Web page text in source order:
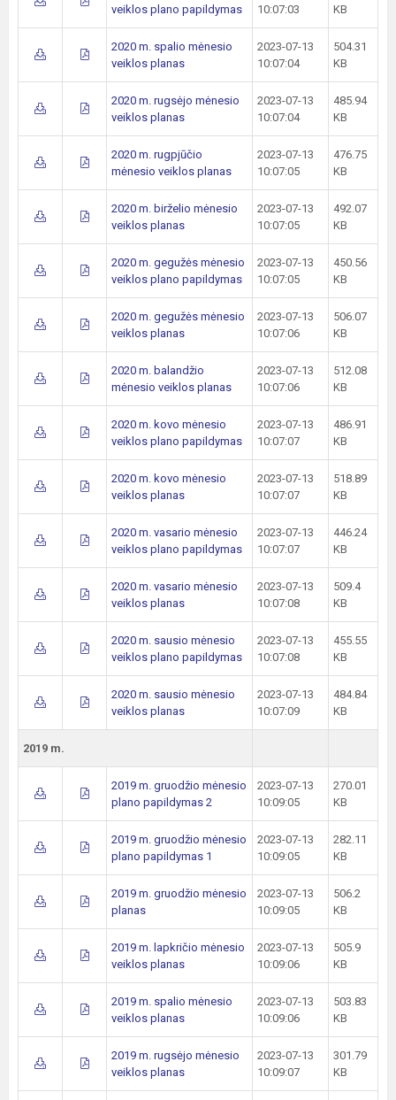
veiklos plano papildymas
10:07:03
KB
2020 m. spalio mėnesio
veiklos planas
2023-07-13
10:07:04
504.31
KB
2020 m. rugsėjo mėnesio
veiklos planas
2023-07-13
10:07:04
485.94
KB
2020 m. rugpjūčio
mėnesio veiklos planas
2023-07-13
10:07:05
476.75
KB
2020 m. birželio mėnesio
veiklos planas
2023-07-13
10:07:05
492.07
KB
2020 m. gegužės mėnesio
veiklos plano papildymas
2023-07-13
10:07:05
450.56
KB
2020 m. gegužės mėnesio
veiklos planas
2023-07-13
10:07:06
506.07
KB
2020 m. balandžio
mėnesio veiklos planas
2023-07-13
10:07:06
512.08
KB
2020 m. kovo mėnesio
veiklos plano papildymas
2023-07-13
10:07:07
486.91
KB
2020 m. kovo mėnesio
veiklos planas
2023-07-13
10:07:07
518.89
KB
2020 m. vasario mėnesio
veiklos plano papildymas
2023-07-13
10:07:07
446.24
KB
2020 m. vasario mėnesio
veiklos planas
2023-07-13
10:07:08
509.4
KB
2020 m. sausio mėnesio
veiklos plano papildymas
2023-07-13
10:07:08
455.55
KB
2020 m. sausio mėnesio
veiklos planas
2023-07-13
10:07:09
484.84
KB
2019 m.
2019 m. gruodžio mėnesio
plano papildymas 2
2023-07-13
10:09:05
270.01
KB
2019 m. gruodžio mėnesio
plano papildymas 1
2023-07-13
10:09:05
282.11
KB
2019 m. gruodžio mėnesio
planas
2023-07-13
10:09:05
506.2
KB
2019 m. lapkričio mėnesio
veiklos planas
2023-07-13
10:09:06
505.9
KB
2019 m. spalio mėnesio
veiklos planas
2023-07-13
10:09:06
503.83
KB
2019 m. rugsėjo mėnesio
veiklos planas
2023-07-13
10:09:07
301.79
KB